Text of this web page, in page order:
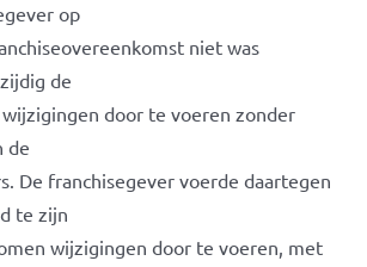
op
niet was
de
door te voeren zonder
de
De franchisegever voerde daartegen
te zijn
wijzigingen door te voeren, met